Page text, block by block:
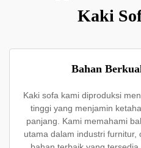
Kaki
Bahan
Kaki sofa kami diproduksi
tinggi yang menjamin
panjang. Kami memahami
utama dalam industri furnitur,